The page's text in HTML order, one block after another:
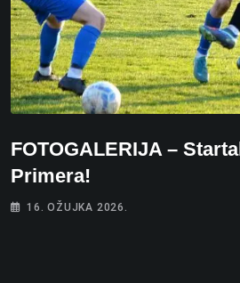
FOTOGALERIJA –
Primera!
16. OŽUJKA 2026.